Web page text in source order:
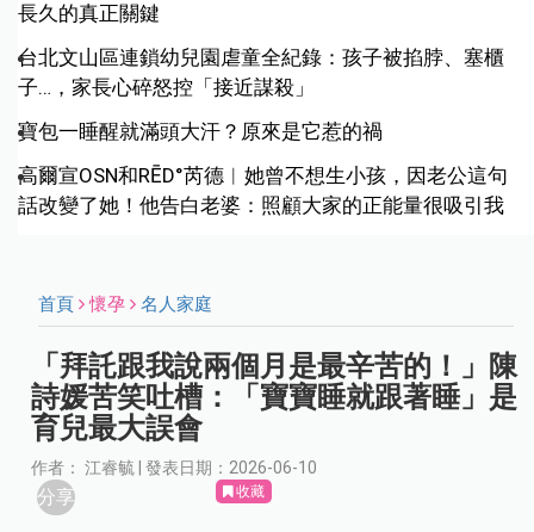
長久的真正關鍵
台北文山區連鎖幼兒園虐童全紀錄：孩子被掐脖、塞櫃
子…，家長心碎怒控「接近謀殺」
寶包一睡醒就滿頭大汗？原來是它惹的禍
高爾宣OSN和RĒD°芮德︱她曾不想生小孩，因老公這句
話改變了她！他告白老婆：照顧大家的正能量很吸引我
首頁 懷孕 名人家庭
「拜託跟我說兩個月是最辛苦的！」陳
詩媛苦笑吐槽：「寶寶睡就跟著睡」是
育兒最大誤會
作者： 江睿毓 | 發表日期：2026-06-10
分享 收藏